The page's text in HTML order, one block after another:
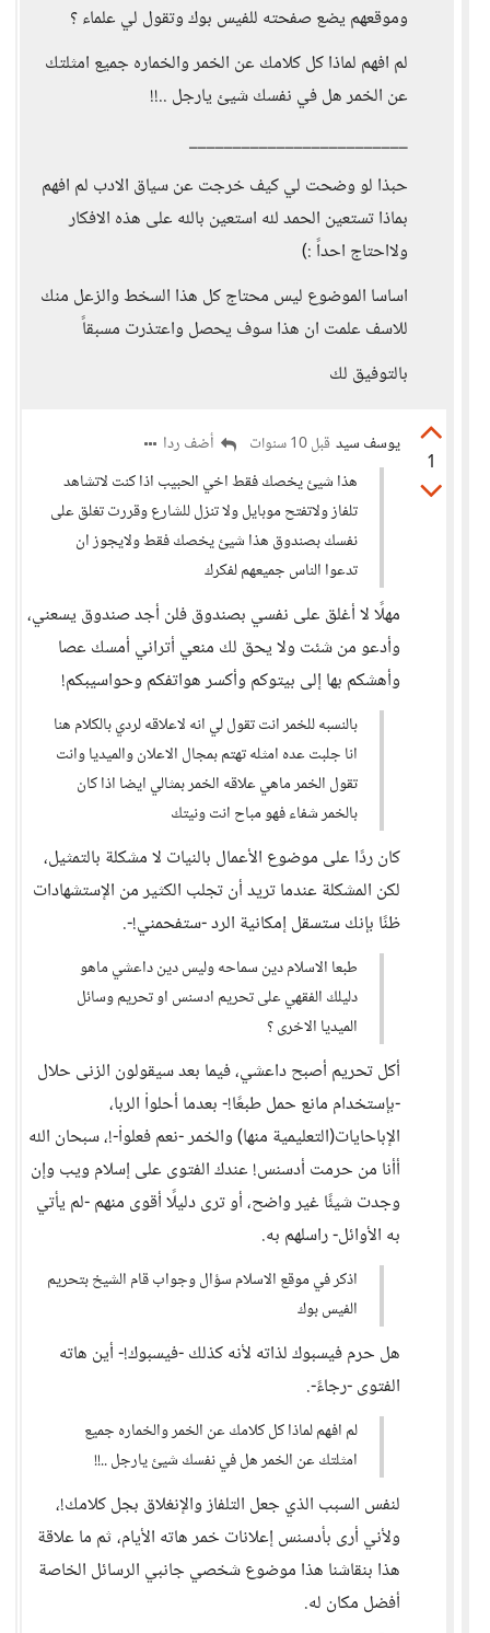
وموقعهم يضع صفحته للفيس بوك وتقول لي علماء ؟
لم افهم لماذا كل كلامك عن الخمر والخماره جميع امثلتك
عن الخمر هل في نفسك شيئ يارجل ..!!
_________________________
حبذا لو وضحت لي كيف خرجت عن سياق الادب لم افهم
بماذا تستعين الحمد لله استعين بالله على هذه الافكار
ولااحتاج احداً :)
اساسا الموضوع ليس محتاج كل هذا السخط والزعل منك
للاسف علمت ان هذا سوف يحصل واعتذرت مسبقاً
بالتوفيق لك
1
يوسف سيد قبل 10 سنوات
أضف ردا
هذا شيئ يخصك فقط اخي الحبيب اذا كنت لاتشاهد
تلفاز ولاتفتح موبايل ولا تنزل للشارع وقررت تغلق على
نفسك بصندوق هذا شيئ يخصك فقط ولايجوز ان
تدعوا الناس جميعهم لفكرك
مهلًا لا أغلق على نفسي بصندوق فلن أجد صندوق يسعني،
وأدعو من شئت ولا يحق لك منعي أتراني أمسك عصا
وأهشكم بها إلى بيتوكم وأكسر هواتفكم وحواسيبكم!
بالنسبه للخمر انت تقول لي انه لاعلاقه لردي بالكلام هنا
انا جلبت عده امثله تهتم بمجال الاعلان والميديا وانت
تقول الخمر ماهي علاقه الخمر بمثالي ايضا اذا كان
بالخمر شفاء فهو مباح انت ونيتك
كان ردًا على موضوع الأعمال بالنيات لا مشكلة بالتمثيل،
لكن المشكلة عندما تريد أن تجلب الكثير من الإستشهادات
ظنًا بإنك ستسقل إمكانية الرد -ستفحمني!-.
طبعا الاسلام دين سماحه وليس دين داعشي ماهو
دليلك الفقهي على تحريم ادسنس او تحريم وسائل
الميديا الاخرى ؟
أكل تحريم أصبح داعشي، فيما بعد سيقولون الزنى حلال
-بإستخدام مانع حمل طبعًا!- بعدما أحلواْ الربا،
الإباحايات(التعليمية منها) والخمر -نعم فعلواْ-!، سبحان الله
أأنا من حرمت أدسنس! عندك الفتوى على إسلام ويب وإن
وجدت شيئًا غير واضح، أو ترى دليلًا أقوى منهم -لم يأتي
به الأوائل- راسلهم به.
اذكر في موقع الاسلام سؤال وجواب قام الشيخ بتحريم
الفيس بوك
هل حرم فيسبوك لذاته لأنه كذلك -فيسبوك!- أين هاته
الفتوى -رجاءً-.
لم افهم لماذا كل كلامك عن الخمر والخماره جميع
امثلتك عن الخمر هل في نفسك شيئ يارجل ..!!
لنفس السبب الذي جعل التلفاز والإنغلاق بجل كلامك!،
ولأني أرى بأدسنس إعلانات خمر هاته الأيام، ثم ما علاقة
هذا بنقاشنا هذا موضوع شخصي جانبي الرسائل الخاصة
أفضل مكان له.